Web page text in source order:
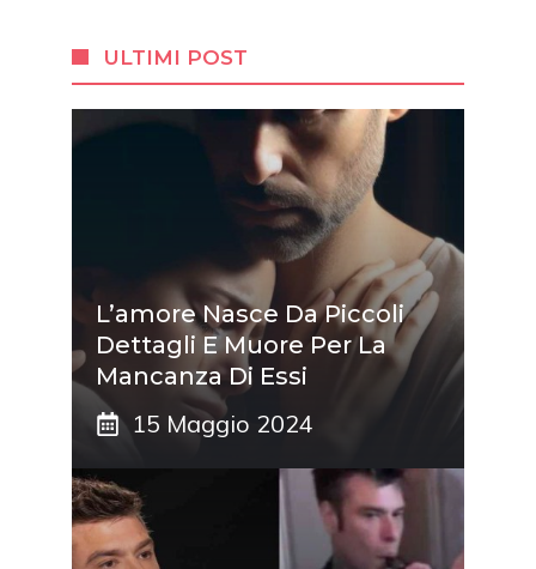
ULTIMI POST
L’amore Nasce Da Piccoli
Dettagli E Muore Per La
Mancanza Di Essi
15 Maggio 2024